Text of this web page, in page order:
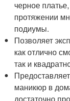
черное
протяжении
подиумы.
Позволяет
как отлично
так и
маникюр в